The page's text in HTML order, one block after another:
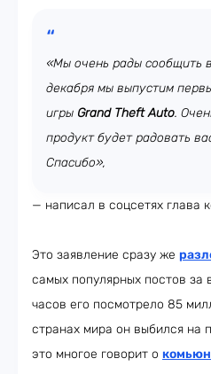
«Мы очень рады сообщить
декабря мы выпустим
игры Grand Theft Auto.
продукт будет радовать
Спасибо»,
— написал в соцсетях глава
Это заявление сразу же
самых популярных постов
часов его посмотрело 85
странах мира он выбился на
это многое говорит о